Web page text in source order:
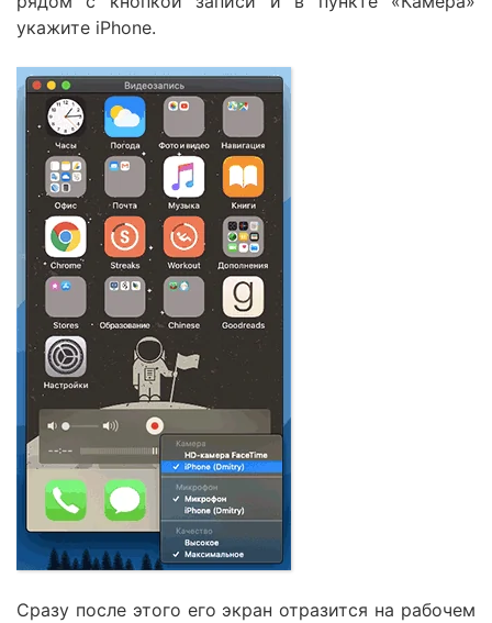
укажите iPhone.
Сразу после этого его экран отразится на рабочем